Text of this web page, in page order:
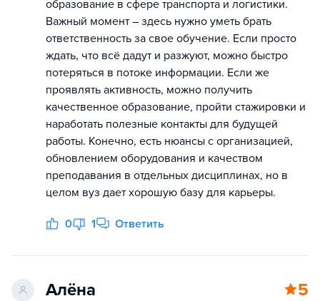
образование в сфере транспорта и логистики.
Важный момент – здесь нужно уметь брать
ответственность за свое обучение. Если просто
ждать, что всё дадут и разжуют, можно быстро
потеряться в потоке информации. Если же
проявлять активность, можно получить
качественное образование, пройти стажировки и
наработать полезные контакты для будущей
работы. Конечно, есть нюансы с организацией,
обновлением оборудования и качеством
преподавания в отдельных дисциплинах, но в
целом вуз дает хорошую базу для карьеры.
0 1 Ответить
Алёна 5